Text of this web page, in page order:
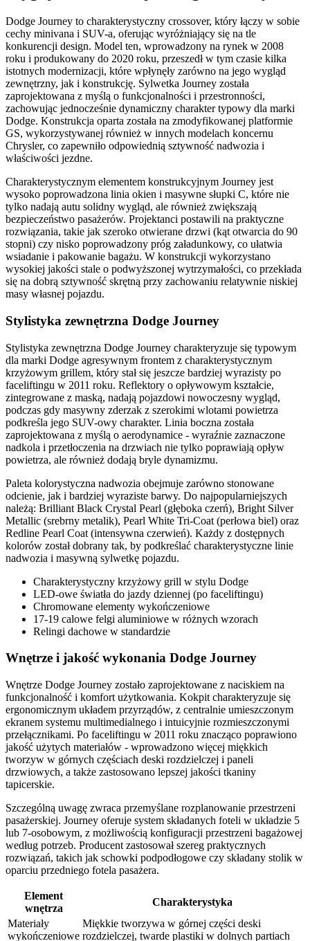
Dodge Journey to charakterystyczny crossover, który łączy w sobie
cechy minivana i SUV-a, oferując wyróżniający się na tle
konkurencji design. Model ten, wprowadzony na rynek w 2008
roku i produkowany do 2020 roku, przeszedł w tym czasie kilka
istotnych modernizacji, które wpłynęły zarówno na jego wygląd
zewnętrzny, jak i konstrukcję. Sylwetka Journey została
zaprojektowana z myślą o funkcjonalności i przestronności,
zachowując jednocześnie dynamiczny charakter typowy dla marki
Dodge. Konstrukcja oparta została na zmodyfikowanej platformie
GS, wykorzystywanej również w innych modelach koncernu
Chrysler, co zapewniło odpowiednią sztywność nadwozia i
właściwości jezdne.
Charakterystycznym elementem konstrukcyjnym Journey jest
wysoko poprowadzona linia okien i masywne słupki C, które nie
tylko nadają autu solidny wygląd, ale również zwiększają
bezpieczeństwo pasażerów. Projektanci postawili na praktyczne
rozwiązania, takie jak szeroko otwierane drzwi (kąt otwarcia do 90
stopni) czy nisko poprowadzony próg załadunkowy, co ułatwia
wsiadanie i pakowanie bagażu. W konstrukcji wykorzystano
wysokiej jakości stale o podwyższonej wytrzymałości, co przekłada
się na dobrą sztywność skrętną przy zachowaniu relatywnie niskiej
masy własnej pojazdu.
Stylistyka zewnętrzna Dodge Journey
Stylistyka zewnętrzna Dodge Journey charakteryzuje się typowym
dla marki Dodge agresywnym frontem z charakterystycznym
krzyżowym grillem, który stał się jeszcze bardziej wyrazisty po
faceliftingu w 2011 roku. Reflektory o opływowym kształcie,
zintegrowane z maską, nadają pojazdowi nowoczesny wygląd,
podczas gdy masywny zderzak z szerokimi wlotami powietrza
podkreśla jego SUV-owy charakter. Linia boczna została
zaprojektowana z myślą o aerodynamice - wyraźnie zaznaczone
nadkola i przetłoczenia na drzwiach nie tylko poprawiają opływ
powietrza, ale również dodają bryle dynamizmu.
Paleta kolorystyczna nadwozia obejmuje zarówno stonowane
odcienie, jak i bardziej wyraziste barwy. Do najpopularniejszych
należą: Brilliant Black Crystal Pearl (głęboka czerń), Bright Silver
Metallic (srebrny metalik), Pearl White Tri-Coat (perłowa biel) oraz
Redline Pearl Coat (intensywna czerwień). Każdy z dostępnych
kolorów został dobrany tak, by podkreślać charakterystyczne linie
nadwozia i masywną sylwetkę pojazdu.
Charakterystyczny krzyżowy grill w stylu Dodge
LED-owe światła do jazdy dziennej (po faceliftingu)
Chromowane elementy wykończeniowe
17-19 calowe felgi aluminiowe w różnych wzorach
Relingi dachowe w standardzie
Wnętrze i jakość wykonania Dodge Journey
Wnętrze Dodge Journey zostało zaprojektowane z naciskiem na
funkcjonalność i komfort użytkowania. Kokpit charakteryzuje się
ergonomicznym układem przyrządów, z centralnie umieszczonym
ekranem systemu multimedialnego i intuicyjnie rozmieszczonymi
przełącznikami. Po faceliftingu w 2011 roku znacząco poprawiono
jakość użytych materiałów - wprowadzono więcej miękkich
tworzyw w górnych częściach deski rozdzielczej i paneli
drzwiowych, a także zastosowano lepszej jakości tkaniny
tapicerskie.
Szczególną uwagę zwraca przemyślane rozplanowanie przestrzeni
pasażerskiej. Journey oferuje system składanych foteli w układzie 5
lub 7-osobowym, z możliwością konfiguracji przestrzeni bagażowej
według potrzeb. Producent zastosował szereg praktycznych
rozwiązań, takich jak schowki podpodłogowe czy składany stolik w
oparciu przedniego fotela pasażera.
Element
wnętrza
Charakterystyka
Materiały
wykończeniowe
Miękkie tworzywa w górnej części deski
rozdzielczej, twarde plastiki w dolnych partiach